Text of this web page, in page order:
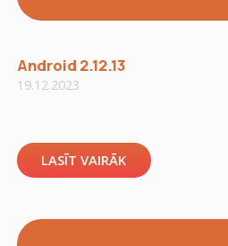
Android 2.12.13
19.12.2023
LASĪT VAIRĀK